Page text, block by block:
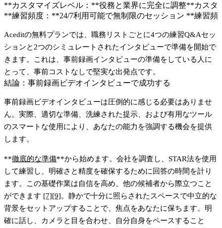
**カスタマイズレベル：**役務と業界に完全に調整**カスタ
**練習頻度：**24/7利用可能で無制限のセッション **練習頻
Aceditの無料プランでは、 職務リストごとに4つの練習Q&Aセッ
ションと 2つのシミュレートされたインタビューで準備を開始で
きます。これは、事前録画インタビューの準備をしている人に
とって、事前コストなしで堅実な出発点です。
結論：事前録画ビデオインタビューで成功する
事前録画ビデオインタビューは圧倒的に感じる必要はありませ
ん。実際、適切な準備、洗練された提示、および有用なツール
のスマートな使用により、あなたの能力を強調する機会を提供
します。
**徹底的な準備**から始めます。会社を調査し、STAR法を使用
して練習し、明確さと精度を確保するために回答の時間を計り
ます。この基礎作業は自信を高め、他の候補者から際立つこと
ができます [7][9]。静かで十分に照らされたスペースで中立的な
背景をセットアップすることで、焦点をあなたに保ちます。明
確に話し、カメラと目を合わせ、自分自身をペースすること